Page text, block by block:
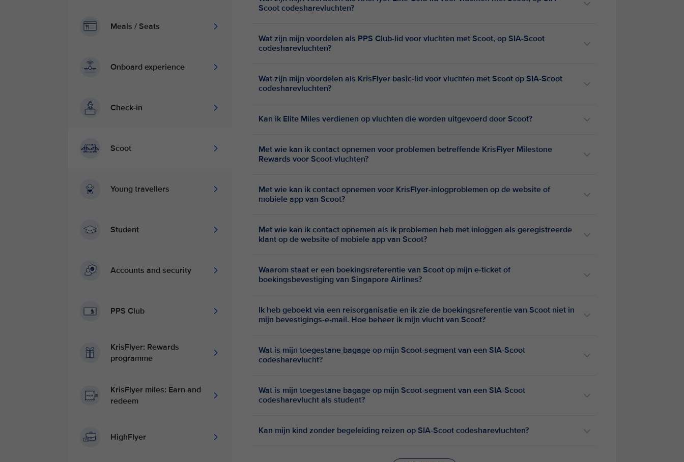
Meals / Seats
Onboard experience
Check-in
Scoot
Young travellers
Student
Accounts and security
PPS Club
KrisFlyer: Rewards
programme
KrisFlyer miles: Earn and
redeem
HighFlyer
Scoot codesharevluchten?
Wat zijn mijn voordelen als PPS Club-lid voor vluchten met Scoot, op SIA-Scoot
codesharevluchten?
Wat zijn mijn voordelen als KrisFlyer basic-lid voor vluchten met Scoot op SIA-Scoot
codesharevluchten?
Kan ik Elite Miles verdienen op vluchten die worden uitgevoerd door Scoot?
Met wie kan ik contact opnemen voor problemen betreffende KrisFlyer Milestone
Rewards voor Scoot-vluchten?
Met wie kan ik contact opnemen voor KrisFlyer-inlogproblemen op de website of
mobiele app van Scoot?
Met wie kan ik contact opnemen als ik problemen heb met inloggen als geregistreerde
klant op de website of mobiele app van Scoot?
Waarom staat er een boekingsreferentie van Scoot op mijn e-ticket of
boekingsbevestiging van Singapore Airlines?
Ik heb geboekt via een reisorganisatie en ik zie de boekingsreferentie van Scoot niet in
mijn bevestigings-e-mail. Hoe beheer ik mijn vlucht van Scoot?
Wat is mijn toegestane bagage op mijn Scoot-segment van een SIA-Scoot
codesharevlucht?
Wat is mijn toegestane bagage op mijn Scoot-segment van een SIA-Scoot
codesharevlucht als student?
Kan mijn kind zonder begeleiding reizen op SIA-Scoot codesharevluchten?